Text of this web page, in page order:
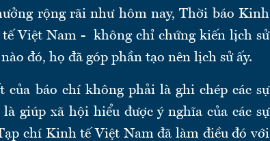
rộng rãi như hôm nay, Thời báo Kinh
Việt Nam - không chỉ chứng kiến lịch sử
đó, họ đã góp phần tạo nên lịch sử ấy.
báo chí không phải là ghi chép các sự
giúp xã hội hiểu được ý nghĩa của các sự
chí Kinh tế Việt Nam đã làm điều đó với